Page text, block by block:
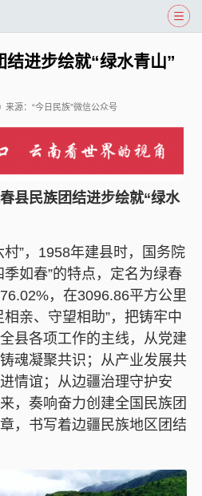
进步绘就“绿水青山”
来源： “今日民族”微信公众号
县民族团结进步绘就“绿水
村”，1958年建县时，国务院
如春”的特点，定名为绿春
，在3096.86平方公里
亲、守望相助”，把铸牢中
县各项工作的主线，从党建
魂凝聚共识；从产业发展共
情谊；从边疆治理守护安
，奏响奋力创建全国民族团
，书写着边疆民族地区团结